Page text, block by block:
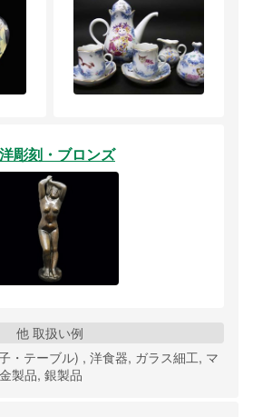
彫刻・ブロンズ
他 取扱い例
・テーブル) , 洋食器, ガラス細工, マ
製品, 銀製品